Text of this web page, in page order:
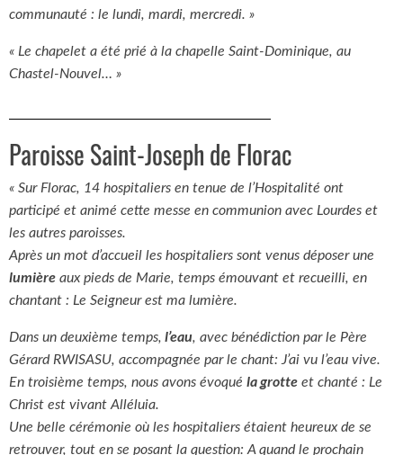
communauté : le lundi, mardi, mercredi. »
« Le chapelet a été prié à la chapelle Saint-Dominique, au
Chastel-Nouvel… »
Paroisse Saint-Joseph de Florac
« Sur Florac, 14 hospitaliers en tenue de l’Hospitalité ont
participé et animé cette messe en communion avec Lourdes et
les autres paroisses.
Après un mot d’accueil les hospitaliers sont venus déposer une
lumière aux pieds de Marie, temps émouvant et recueilli, en
chantant : Le Seigneur est ma lumière.
Dans un deuxième temps, l’eau, avec bénédiction par le Père
Gérard RWISASU, accompagnée par le chant: J’ai vu l’eau vive.
En troisième temps, nous avons évoqué la grotte et chanté : Le
Christ est vivant Alléluia.
Une belle cérémonie où les hospitaliers étaient heureux de se
retrouver, tout en se posant la question: A quand le prochain